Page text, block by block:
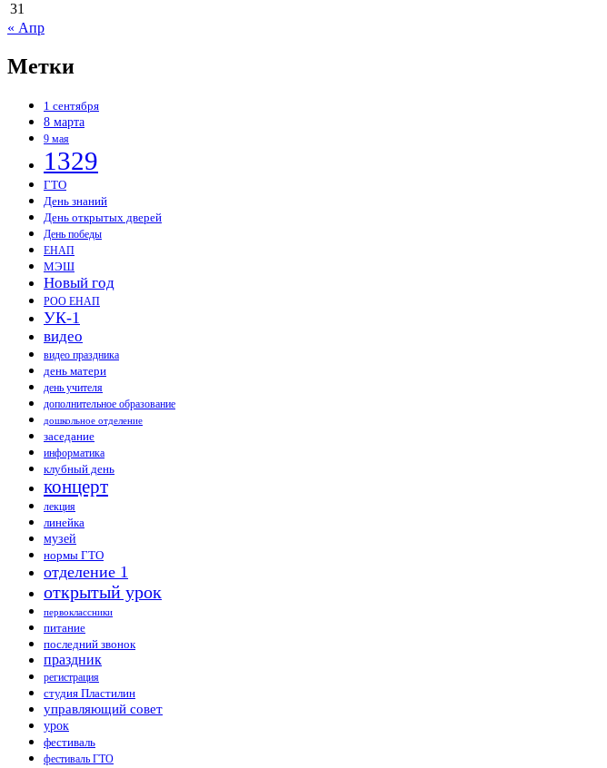
31
« Апр
Метки
1 сентября
8 марта
9 мая
1329
ГТО
День знаний
День открытых дверей
День победы
ЕНАП
МЭШ
Новый год
РОО ЕНАП
УК-1
видео
видео праздника
день матери
день учителя
дополнительное образование
дошкольное отделение
заседание
информатика
клубный день
концерт
лекция
линейка
музей
нормы ГТО
отделение 1
открытый урок
первоклассники
питание
последний звонок
праздник
регистрация
студия Пластилин
управляющий совет
урок
фестиваль
фестиваль ГТО